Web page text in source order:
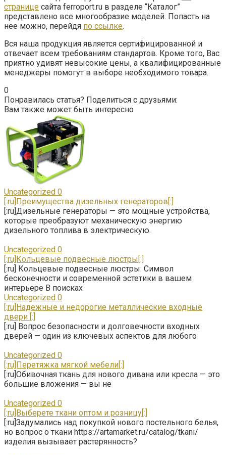
странице сайта ferroport.ru в разделе “Каталог”
представлено все многообразие моделей. Попасть на
нее можно, перейдя по ссылке.
Вся наша продукция является сертифицированной и
отвечает всем требованиям стандартов. Кроме того, Вас
приятно удивят невысокие цены, а квалифицированные
менеджеры помогут в выборе необходимого товара.
0
Понравилась статья? Поделиться с друзьями:
Вам также может быть интересно
Uncategorized 0
[:ru]Преимущества дизельных генераторов[:]
[:ru]Дизельные генераторы — это мощные устройства,
которые преобразуют механическую энергию
дизельного топлива в электрическую.
Uncategorized 0
[:ru]Кольцевые подвесные люстры[:]
[:ru] Кольцевые подвесные люстры: Символ
бесконечности и современной эстетики в вашем
интерьере В поисках
Uncategorized 0
[:ru]Надежные и недорогие металлические входные
двери [:]
[:ru] Вопрос безопасности и долговечности входных
дверей — один из ключевых аспектов для любого
Uncategorized 0
[:ru]Перетяжка мягкой мебели[:]
[:ru]Обивочная ткань для нового дивана или кресла — это
большие вложения — вы не
Uncategorized 0
[:ru]Выберете ткани оптом и розницу[:]
[:ru]Задумались над покупкой нового постельного белья,
но вопрос о ткани https://artamarket.ru/catalog/tkani/
изделия вызывает растерянность?